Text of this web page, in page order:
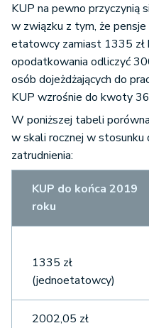
KUP na pewno przyczynią
w związku z tym, że
etatowcy zamiast 1335
opodatkowania odliczyć
osób dojeżdżających do
KUP wzrośnie do kwoty
W poniższej tabeli
w skali rocznej w stosunku
zatrudnienia:
KUP do końca 2019
roku
1335 zł
(jednoetatowcy)
2002,05 zł